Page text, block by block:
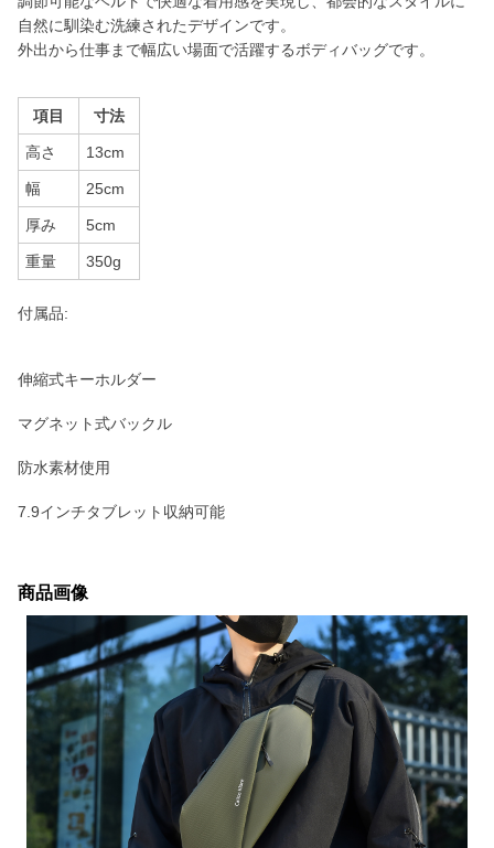
自然に馴染む洗練されたデザインです。
外出から仕事まで幅広い場面で活躍するボディバッグです。
項目 寸法
高さ 13cm
幅 25cm
厚み 5cm
重量 350g
付属品:
伸縮式キーホルダー
マグネット式バックル
防水素材使用
7.9インチタブレット収納可能
商品画像